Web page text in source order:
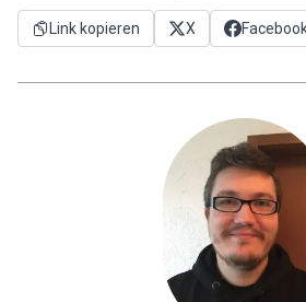
Link kopieren X